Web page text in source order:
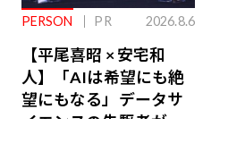
PERSON PR 2026.8.6
【平尾喜昭 × 安宅和
人】「AIは希望にも絶
望にもなる」データサ
イエンスの先駆者が語